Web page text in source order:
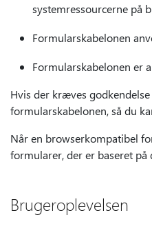
systemressourcerne på
Formularskabelonen
Formularskabelonen er
Hvis der kræves
formularskabelonen, så du
Når en browserkompatibel
formularer, der er baseret
Brugeroplevelsen